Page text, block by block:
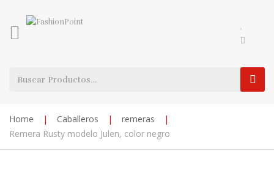
Home | Caballeros | remeras
|
Remera Rusty modelo Julen, color negro